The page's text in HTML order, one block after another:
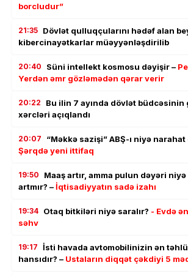
borcludur”
21:35 Dövlət qulluqçularını hədəf alan
kibercinayətkarlar müəyyənləşdirilib
20:40 Süni intellekt kosmosu dəyişir –
Yerdən əmr gözləmədən qərar verir
20:22
Bu ilin 7 ayında dövlət
xərcləri açıqlandı
20:07 “Məkkə sazişi” ABŞ-ı niyə narahat
Şərqdə yeni ittifaq
19:50
Maaş artır, amma pulun dəyəri
artmır? –İqtisadiyyatın sadə izahı
19:34 Otaq bitkiləri niyə saralır? - Evdə
səhv
19:17 İsti havada avtomobilinizin ən
hansıdır? – Ustaların diqqət çəkdiyi 5